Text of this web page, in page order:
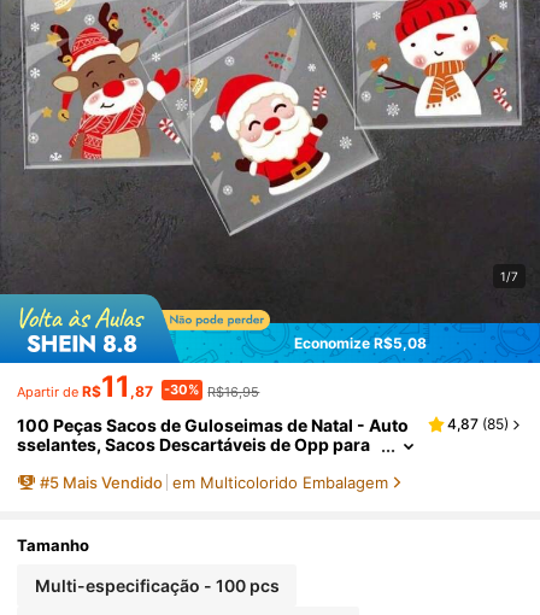
1/7
Economize R$5,08
Apartir de R$11 ,87 -30% R$16,95
100 Peças Sacos de Guloseimas de Natal - Auto
sselantes, Sacos Descartáveis de Opp para
s Animados Festivos para Presentes de Feriado,
Sacolas de Natal, Sacolas de Natal, Adesivos de
al, Presentes de Natal, Decorações de Natal
4,87 (85)
#5 Mais Vendido em Multicolorido Embalagem
Tamanho
Multi-especificação - 100 pcs